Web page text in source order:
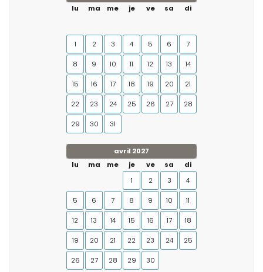
lu
ma me je ve sa di
1 2 3 4 5 6 7
8 9 10 11 12 13 14
15 16 17 18 19 20 21
22 23 24 25 26 27 28
29 30 31
avril 2027
lu
ma me je ve sa
di
1
2 3 4
5 6 7 8 9 10 11
12 13 14 15 16 17 18
19 20 21 22 23 24 25
26 27 28 29 30